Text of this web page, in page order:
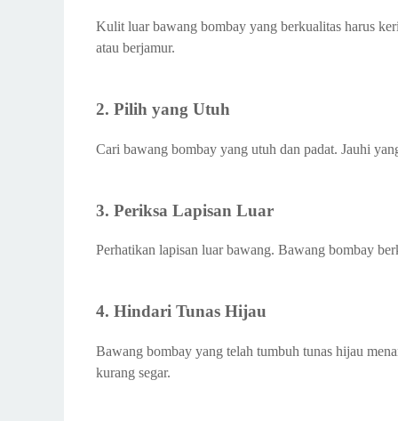
Harga Bawang Bombay
AGM Fresh Mart Sidoarjo Distributor Bawang
AGM Fresh Mart Sidoarjo Wholesaler Bawang
AGM Fresh Mart Penyedia Kebutuhan Berbagai
Official Kontak AGM Fresh Mart Sidoarjo
Kulit luar bawang bombay yang berkualitas harus
atau berjamur.
2. Pilih yang Utuh
Cari bawang bombay yang utuh dan padat. Jauhi
3. Periksa Lapisan Luar
Perhatikan lapisan luar bawang. Bawang bombay
4. Hindari Tunas Hijau
Bawang bombay yang telah tumbuh tunas hijau
kurang segar.